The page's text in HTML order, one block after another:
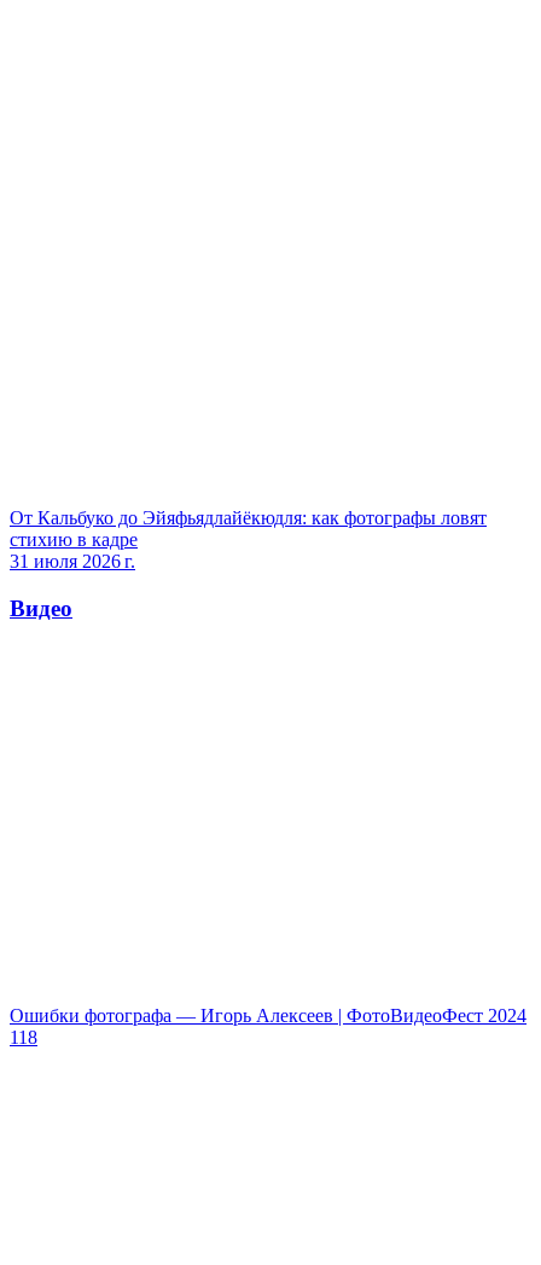
От Кальбуко до Эйяфьядлайёкюдля: как фотографы ловят
стихию в кадре
31 июля 2026 г.
Видео
Ошибки фотографа — Игорь Алексеев | ФотоВидеоФест 2024
118